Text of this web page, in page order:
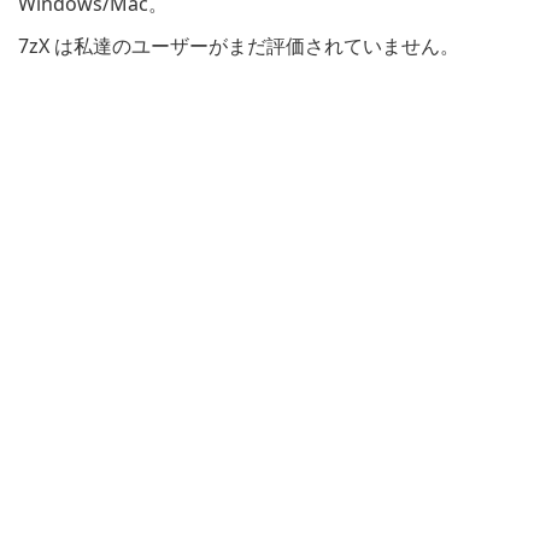
7zX は私達のユーザーがまだ評価されていません。